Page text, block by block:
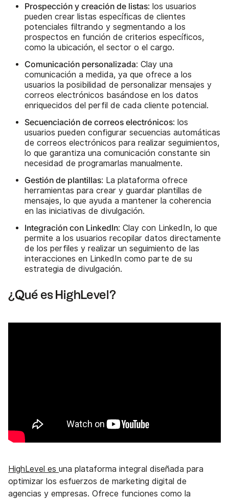
Prospección y creación de listas: los usuarios
pueden crear listas específicas de clientes
potenciales filtrando y segmentando a los
prospectos en función de criterios específicos,
como la ubicación, el sector o el cargo.
Comunicación personalizada: Clay una
comunicación a medida, ya que ofrece a los
usuarios la posibilidad de personalizar mensajes y
correos electrónicos basándose en los datos
enriquecidos del perfil de cada cliente potencial.
Secuenciación de correos electrónicos: los
usuarios pueden configurar secuencias automáticas
de correos electrónicos para realizar seguimientos,
lo que garantiza una comunicación constante sin
necesidad de programarlas manualmente.
Gestión de plantillas: La plataforma ofrece
herramientas para crear y guardar plantillas de
mensajes, lo que ayuda a mantener la coherencia
en las iniciativas de divulgación.
Integración con LinkedIn: Clay con LinkedIn, lo que
permite a los usuarios recopilar datos directamente
de los perfiles y realizar un seguimiento de las
interacciones en LinkedIn como parte de su
estrategia de divulgación.
¿Qué es HighLevel?
HighLevel es una plataforma integral diseñada para
optimizar los esfuerzos de marketing digital de
agencias y empresas. Ofrece funciones como la